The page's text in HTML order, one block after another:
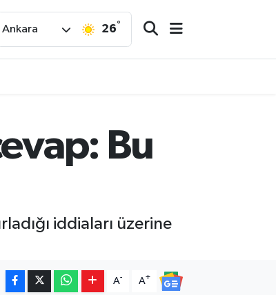
Ankara 26°
Bu
iddiaları üzerine
A- A+